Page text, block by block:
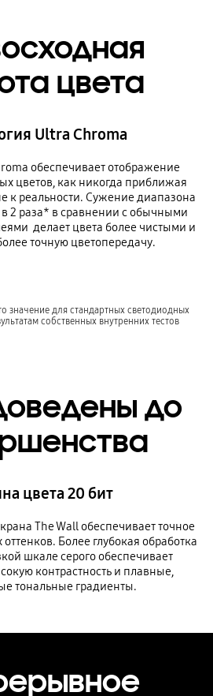
цвета
Ultra Chroma
обеспечивает отображение
цветов, как никогда приближая
к реальности. Сужение диапазона
2 раза* в сравнении с обычными
делает цвета более чистыми и
точную цветопередачу.
значение для стандартных светодиодных
собственных внутренних тестов
до
цвета 20 бит
The Wall обеспечивает точное
Более глубокая обработка
шкале серого обеспечивает
контрастность и плавные,
тональные градиенты.